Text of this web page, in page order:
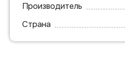
Производитель
Страна